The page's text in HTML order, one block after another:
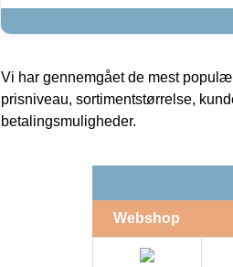
Vi har gennemgået de mest
prisniveau, sortimentstørrelse,
betalingsmuligheder.
Webshop